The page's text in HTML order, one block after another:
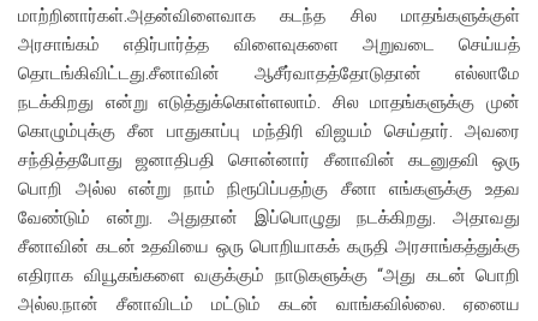
மாற்றினார்கள்.அதன்விளைவாக கடந்த சில மாதங்களுக்குள்
அரசாங்கம் எதிர்பார்த்த விளைவுகளை அறுவடை செய்யத்
தொடங்கிவிட்டது.சீனாவின் ஆசீர்வாதத்தோடுதான் எல்லாமே
நடக்கிறது என்று எடுத்துக்கொள்ளலாம். சில மாதங்களுக்கு முன்
கொழும்புக்கு சீன பாதுகாப்பு மந்திரி விஜயம் செய்தார். அவரை
சந்தித்தபோது ஜனாதிபதி சொன்னார் சீனாவின் கடனுதவி ஒரு
பொறி அல்ல என்று நாம் நிரூபிப்பதற்கு சீனா எங்களுக்கு உதவ
வேண்டும் என்று. அதுதான் இப்பொழுது நடக்கிறது. அதாவது
சீனாவின் கடன் உதவியை ஒரு பொறியாகக் கருதி அரசாங்கத்துக்கு
எதிராக வியூகங்களை வகுக்கும் நாடுகளுக்கு “அது கடன் பொறி
அல்ல.நான் சீனாவிடம் மட்டும் கடன் வாங்கவில்லை. ஏனைய